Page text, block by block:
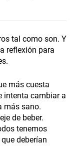
tal como son. Y
reflexión para
más cuesta
intenta cambiar a
más sano.
de beber.
tenemos
deberían